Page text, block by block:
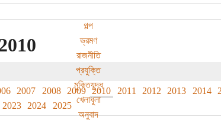
গল্প
ভ্রমণ
রাজনীতি
প্রযুক্তি
মুক্তিযুদ্ধ
খেলাধুলা
অনুবাদ
2007 2008 2009 2010 2011 2012 2013 2014
2023 2024
2025